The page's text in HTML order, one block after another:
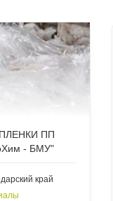
ПП
- БМУ"
край